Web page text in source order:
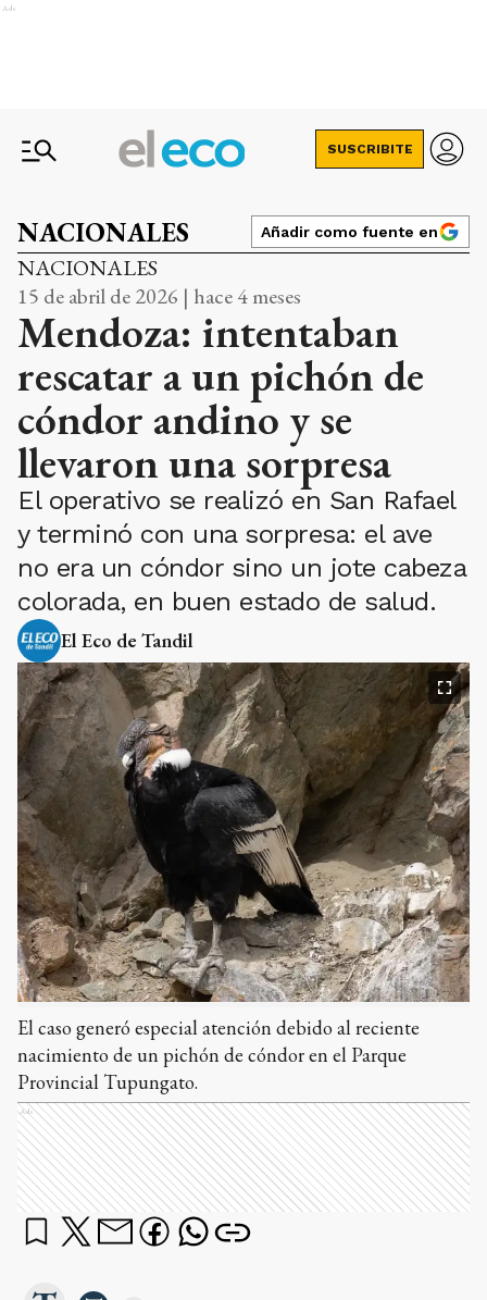
Ads
SUSCRIBITE
NACIONALES Añadir como fuente en
NACIONALES
15 de abril de 2026 | hace 4 meses
Mendoza: intentaban
rescatar a un pichón de
cóndor andino y se
llevaron una sorpresa
El operativo se realizó en San Rafael
y terminó con una sorpresa: el ave
no era un cóndor sino un jote cabeza
colorada, en buen estado de salud.
El Eco de Tandil
El caso generó especial atención debido al reciente
nacimiento de un pichón de cóndor en el Parque
Provincial Tupungato.
Ads